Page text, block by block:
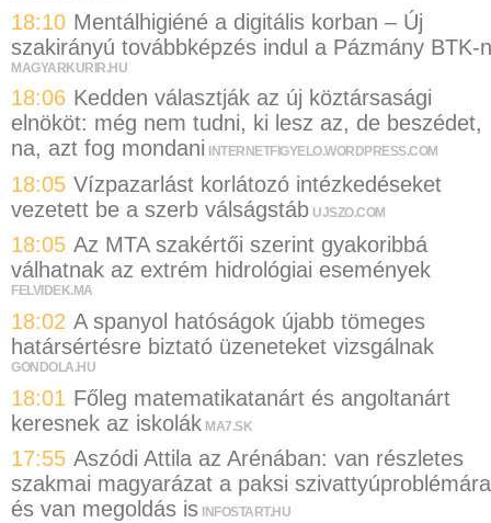
18:10 Mentálhigiéné a digitális korban – Új
szakirányú továbbképzés indul a Pázmány BTK-n
MAGYARKURIR.HU
18:06 Kedden választják az új köztársasági
elnököt: még nem tudni, ki lesz az, de beszédet,
na, azt fog mondani
INTERNETFIGYELO.WORDPRESS.COM
18:05 Vízpazarlást korlátozó intézkedéseket
vezetett be a szerb válságstáb UJSZO.COM
18:05 Az MTA szakértői szerint gyakoribbá
válhatnak az extrém hidrológiai események
FELVIDEK.MA
18:02 A spanyol hatóságok újabb tömeges
határsértésre biztató üzeneteket vizsgálnak
GONDOLA.HU
18:01 Főleg matematikatanárt és angoltanárt
keresnek az iskolák MA7.SK
17:55 Aszódi Attila az Arénában: van részletes
szakmai magyarázat a paksi
és van megoldás is INFOSTART.HU